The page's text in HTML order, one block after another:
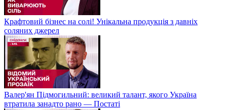
Крафтовий бізнес на солі! Унікальна продукція з давніх
соляних джерел
Валер'ян Підмогильний: великий талант, якого Україна
втратила занадто рано — Постаті